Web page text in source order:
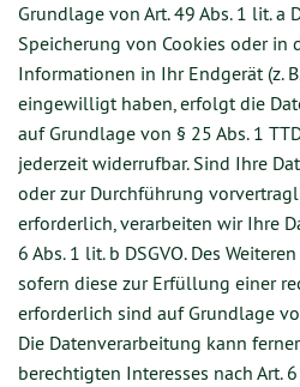
Grundlage von Art. 49 Abs. 1 lit. a
Speicherung von Cookies oder in
Informationen in Ihr Endgerät (z.
eingewilligt haben, erfolgt die
auf Grundlage von § 25 Abs. 1
jederzeit widerrufbar. Sind Ihre
oder zur Durchführung
erforderlich, verarbeiten wir Ihre
6 Abs. 1 lit. b DSGVO. Des
sofern diese zur Erfüllung einer
erforderlich sind auf Grundlage
Die Datenverarbeitung kann
berechtigten Interesses nach Art. 6